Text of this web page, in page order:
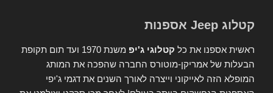
קטלוג Jeep אספנות
ראשית אספנו את כל קטלוגי ג'יפ
משנת 1970 ועד תום תקופת
הבעלות של אמריקן-מוטורס החברה שהפכה את המותג
המופלא הזה לאייקוני וייצרה לאורך השנים את דגמי ג'יפי